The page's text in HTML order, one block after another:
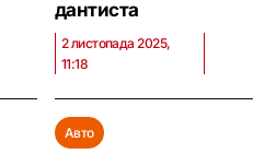
дантиста
2 листопада 2025,
11:18
Авто